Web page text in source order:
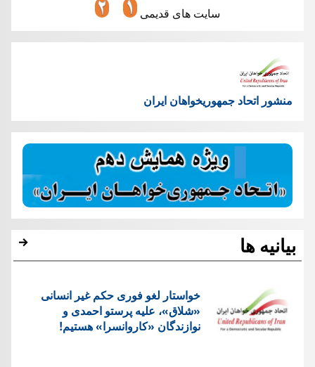
سایت های قدیمی
منشور اتحاد جمهوریخواهان ایران
بیانیه ها
خواستار لغو فوری حکم غیر انسانی
«شلاق»، علیه پرستو احمدی و
نوازندگان «کاروانسرا» هستیم!